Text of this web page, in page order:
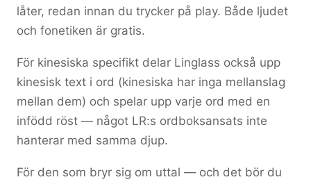
låter, redan innan du trycker på play. Både ljudet
och fonetiken är gratis.
För kinesiska specifikt delar Linglass också upp
kinesisk text i ord (kinesiska har inga mellanslag
mellan dem) och spelar upp varje ord med en
infödd röst — något LR:s ordboksansats inte
hanterar med samma djup.
För den som bryr sig om uttal — och det bör du